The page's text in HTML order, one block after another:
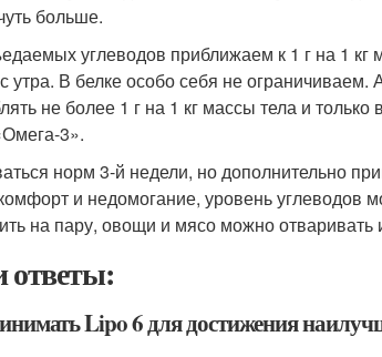
больше.
углеводов приближаем к 1 г на 1
В белке особо себя не ограничиваем.
не более 1 г на 1 кг массы тела и только
3».
норм 3-й недели, но дополнительно
и недомогание, уровень углеводов
на пару, овощи и мясо можно отваривать
ответы:
Lipo 6 для достижения